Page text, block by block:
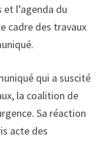
l’agenda du
cadre des travaux
qui a suscité
la coalition de
Sa réaction
acte des